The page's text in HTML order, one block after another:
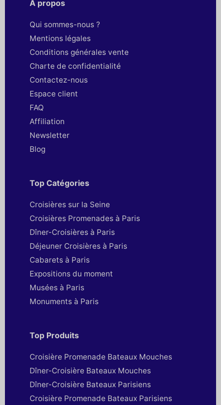
A propos
Qui sommes-nous ?
Mentions légales
Conditions générales vente
Charte de confidentialité
Contactez-nous
Espace client
FAQ
Affiliation
Newsletter
Blog
Top Catégories
Croisières sur la Seine
Croisières Promenades à Paris
Dîner-Croisières à Paris
Déjeuner Croisières à Paris
Cabarets à Paris
Expositions du moment
Musées à Paris
Monuments à Paris
Top Produits
Croisière Promenade Bateaux Mouches
Dîner-Croisière Bateaux Mouches
Dîner-Croisière Bateaux Parisiens
Croisière Promenade Bateaux Parisiens